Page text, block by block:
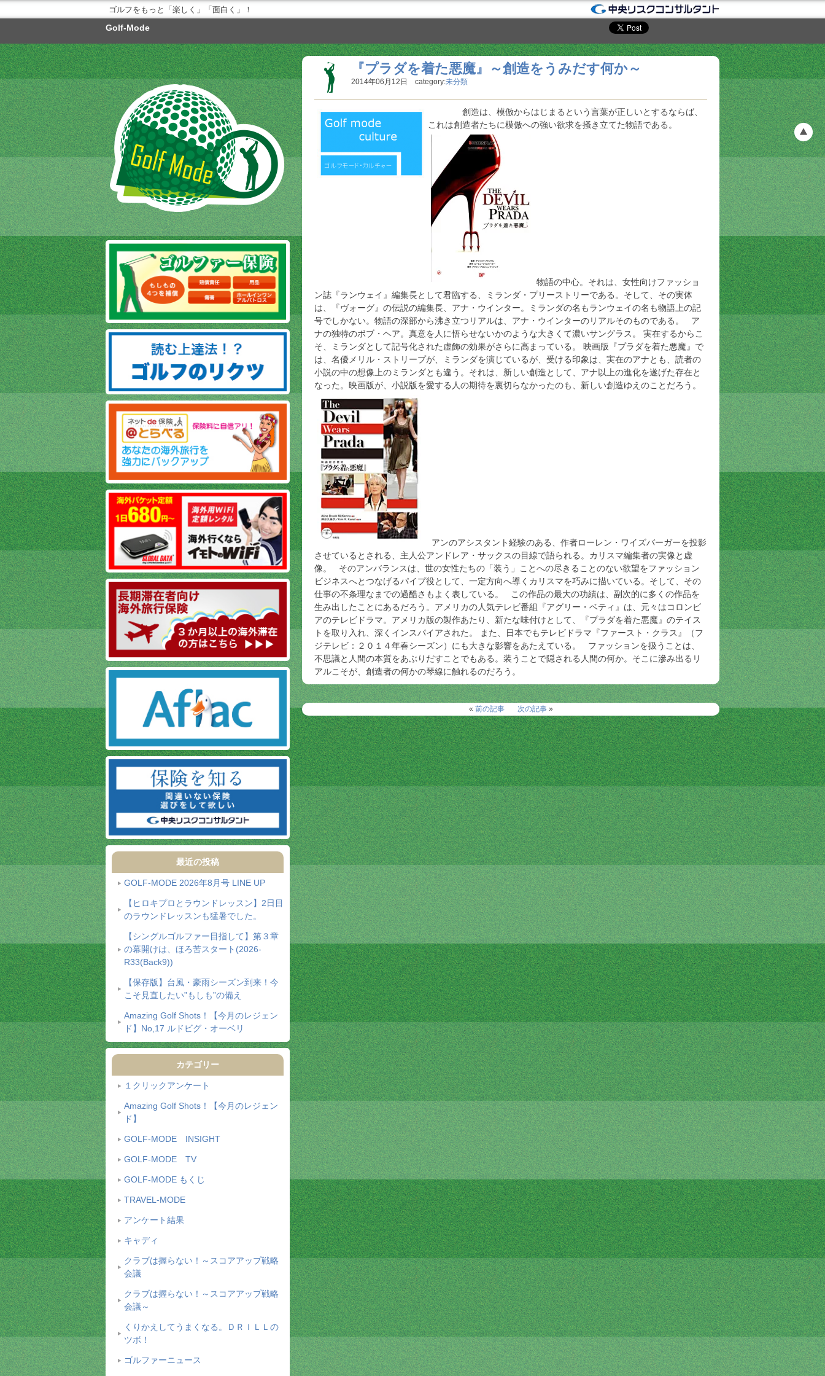
ゴルフをもっと「楽しく」「面白く」！
Golf-Mode
最近の投稿
GOLF-MODE 2026年8月号 LINE UP
【ヒロキプロとラウンドレッスン】2日目
のラウンドレッスンも猛暑でした。
【シングルゴルファー目指して】第３章
の幕開けは、ほろ苦スタート(2026-
R33(Back9))
【保存版】台風・豪雨シーズン到来！今
こそ見直したい”もしも”の備え
Amazing Golf Shots！【今月のレジェン
ド】No,17 ルドビグ・オーベリ
カテゴリー
１クリックアンケート
Amazing Golf Shots！【今月のレジェン
ド】
GOLF-MODE INSIGHT
GOLF-MODE TV
GOLF-MODE もくじ
TRAVEL-MODE
アンケート結果
キャディ
クラブは握らない！～スコアアップ戦略
会議
クラブは握らない！～スコアアップ戦略
会議～
くりかえしてうまくなる。ＤＲＩＬＬの
ツボ！
ゴルファーニュース
『プラダを着た悪魔』～創造をうみだす何か～
2014年06月12日 category:未分類
創造は、模倣からはじまるという言葉が正しいとするならば、
これは創造者たちに模倣への強い欲求を掻き立てた物語である。
物語の中心。それは、女性向けファッショ
ン誌『ランウェイ』編集長として君臨する、ミランダ・プリーストリーである。そして、その実体
は、『ヴォーグ』の伝説の編集長、アナ・ウインター。ミランダの名もランウェイの名も物語上の記
号でしかない。物語の深部から沸き立つリアルは、アナ・ウインターのリアルそのものである。 ア
ナの独特のボブ・ヘア。真意を人に悟らせないかのような大きくて濃いサングラス。 実在するからこ
そ、ミランダとして記号化された虚飾の効果がさらに高まっている。 映画版『プラダを着た悪魔』で
は、名優メリル・ストリープが、ミランダを演じているが、受ける印象は、実在のアナとも、読者の
小説の中の想像上のミランダとも違う。それは、新しい創造として、アナ以上の進化を遂げた存在と
なった。映画版が、小説版を愛する人の期待を裏切らなかったのも、新しい創造ゆえのことだろう。
アンのアシスタント経験のある、作者ローレン・ワイズバーガーを投影
させているとされる、主人公アンドレア・サックスの目線で語られる。カリスマ編集者の実像と虚
像。 そのアンバランスは、世の女性たちの「装う」ことへの尽きることのない欲望をファッション
ビジネスへとつなげるパイプ役として、一定方向へ導くカリスマを巧みに描いている。そして、その
仕事の不条理なまでの過酷さもよく表している。 この作品の最大の功績は、副次的に多くの作品を
生み出したことにあるだろう。アメリカの人気テレビ番組『アグリー・ベティ』は、元々はコロンビ
アのテレビドラマ。アメリカ版の製作あたり、新たな味付けとして、『プラダを着た悪魔』のテイス
トを取り入れ、深くインスパイアされた。 また、日本でもテレビドラマ『ファースト・クラス』（フ
ジテレビ：２０１４年春シーズン）にも大きな影響をあたえている。 ファッションを扱うことは、
不思議と人間の本質をあぶりだすことでもある。装うことで隠される人間の何か。そこに滲み出るリ
アルこそが、創造者の何かの琴線に触れるのだろう。
« 前の記事 次の記事»